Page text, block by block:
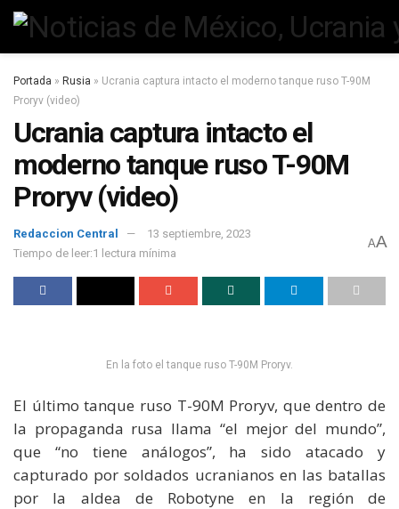
Portada » Rusia » Ucrania captura intacto el moderno tanque ruso T-90M
Proryv (video)
Ucrania captura intacto el
moderno tanque ruso T-90M
Proryv (video)
Redaccion Central
13 septiembre, 2023
Tiempo de leer:1 lectura mínima
AA
En la foto el tanque ruso T-90M Proryv.
El último tanque ruso T-90M Proryv, que dentro de
la propaganda rusa llama “el mejor del mundo”,
que “no tiene análogos”, ha sido atacado y
capturado por soldados ucranianos en las batallas
por la aldea de Robotyne en la región de